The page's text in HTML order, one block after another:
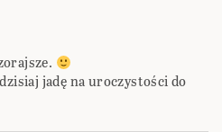
jadę na uroczystości do